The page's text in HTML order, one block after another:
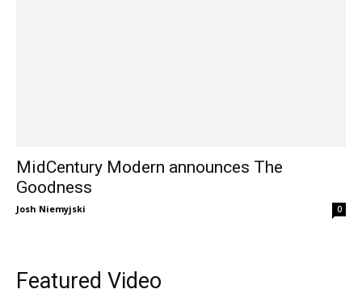
MidCentury Modern announces The
Goodness
Josh Niemyjski 0
Featured Video